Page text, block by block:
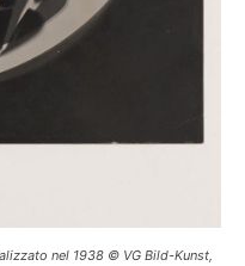
nel 1938 © VG Bild-Kunst,